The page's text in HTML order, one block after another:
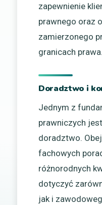
zapewnienie
prawnego oraz
zamierzonego
granicach prawa.
Doradztwo i
Jednym z
prawniczych
doradztwo.
fachowych
różnorodnych
dotyczyć
jak i